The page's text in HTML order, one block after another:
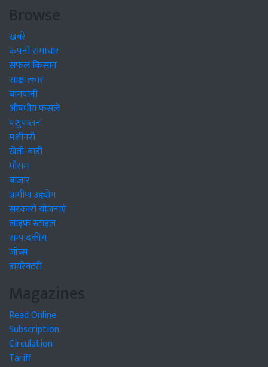
Browse
खबरें
कंपनी समाचार
सफल किसान
साक्षात्कार
बागवानी
औषधीय फसलें
पशुपालन
मशीनरी
खेती-बाड़ी
मौसम
बाजार
ग्रामीण उद्द्योग
सरकारी योजनाएं
लाइफ स्टाइल
सम्पादकीय
जॉब्स
डायरेक्टरी
Magazines
Read Online
Subscription
Circulation
Tariff